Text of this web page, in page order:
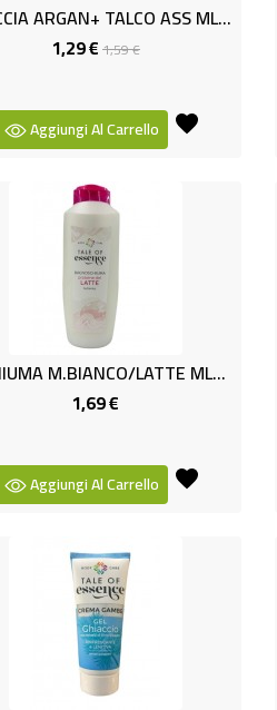
BDOCCIA ARGAN+ TALCO ASS ML500
1,29 €Prezzo
1,59 €Prezzo
Aggiungi Al Carrello
BSCHIUMA M.BIANCO/LATTE ML750
1,69 €
Aggiungi Al Carrello